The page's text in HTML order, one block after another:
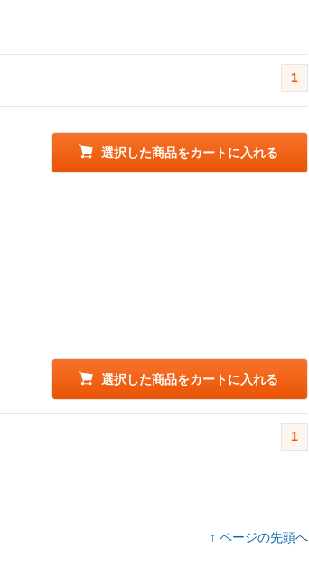
1
選択した商品をカートに入れる
選択した商品をカートに入れる
1
↑ ページの先頭へ